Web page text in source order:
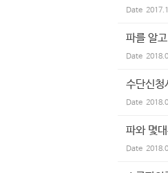
Date
파를 알
Date
수단신청
Date
파와 몇
Date